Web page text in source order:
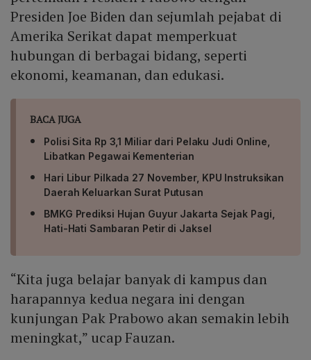
Presiden Joe Biden dan sejumlah pejabat di
Amerika Serikat dapat memperkuat
hubungan di berbagai bidang, seperti
ekonomi, keamanan, dan edukasi.
BACA JUGA
Polisi Sita Rp 3,1 Miliar dari Pelaku Judi Online,
Libatkan Pegawai Kementerian
Hari Libur Pilkada 27 November, KPU Instruksikan
Daerah Keluarkan Surat Putusan
BMKG Prediksi Hujan Guyur Jakarta Sejak Pagi,
Hati-Hati Sambaran Petir di Jaksel
“Kita juga belajar banyak di kampus dan
harapannya kedua negara ini dengan
kunjungan Pak Prabowo akan semakin lebih
meningkat,” ucap Fauzan.